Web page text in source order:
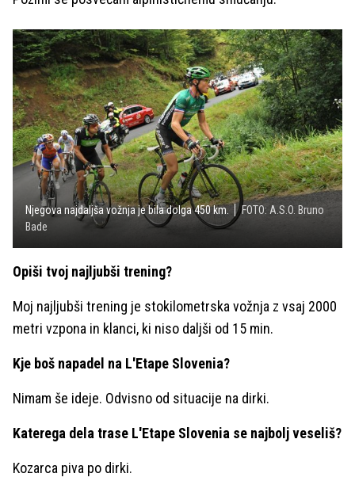
Njegova najdaljša vožnja je bila dolga 450 km.
FOTO: A.S.O. Bruno
Bade
Opiši tvoj najljubši trening?
Moj najljubši trening je stokilometrska vožnja z vsaj 2000
metri vzpona in klanci, ki niso daljši od 15 min.
Kje boš napadel na L'Etape Slovenia?
Nimam še ideje. Odvisno od situacije na dirki.
Katerega dela trase L'Etape Slovenia se najbolj veseliš?
Kozarca piva po dirki.